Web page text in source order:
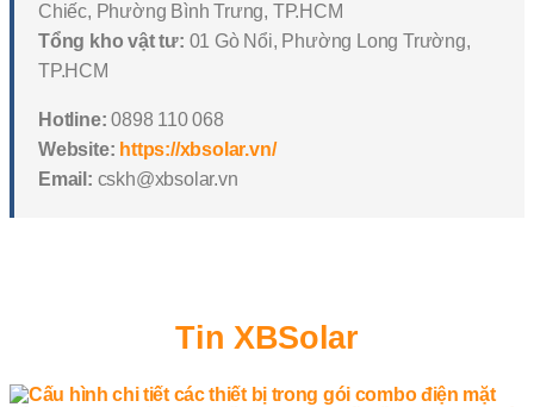
Chiếc, Phường Bình Trưng, TP.HCM
Tổng kho vật tư: 01 Gò Nổi, Phường Long Trường,
TP.HCM
Hotline: 0898 110 068
Website: https://xbsolar.vn/
Email: cskh@xbsolar.vn
Tin XBSolar